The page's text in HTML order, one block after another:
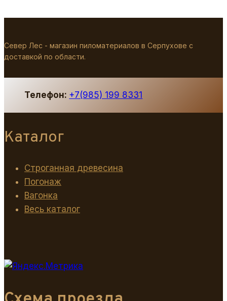
Север Лес - магазин пиломатериалов в Серпухове с
доставкой по области.
Телефон: +7(985) 199 8331
Каталог
Строганная древесина
Погонаж
Вагонка
Весь каталог